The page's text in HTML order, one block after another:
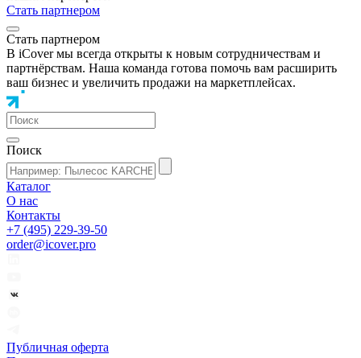
Стать партнером
Стать партнером
В iCover мы всегда открыты к новым сотрудничествам и
партнёрствам. Наша команда готова помочь вам расширить
ваш бизнес и увеличить продажи на маркетплейсах.
Поиск
Каталог
О нас
Контакты
+7 (495) 229-39-50
order@icover.pro
Публичная оферта